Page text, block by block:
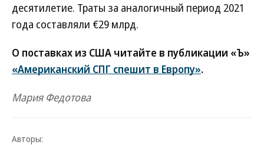
десятилетие. Траты за аналогичный период 2021
года составляли €29 млрд.
О поставках из США читайте в публикации «Ъ»
«Американский СПГ спешит в Европу».
Мария Федотова
Авторы: